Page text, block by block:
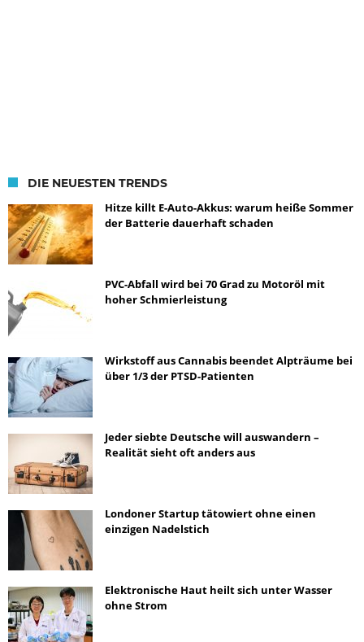
DIE NEUESTEN TRENDS
Hitze killt E-Auto-Akkus: warum heiße Sommer
der Batterie dauerhaft schaden
PVC-Abfall wird bei 70 Grad zu Motoröl mit
hoher Schmierleistung
Wirkstoff aus Cannabis beendet Alpträume bei
über 1/3 der PTSD-Patienten
Jeder siebte Deutsche will auswandern –
Realität sieht oft anders aus
Londoner Startup tätowiert ohne einen
einzigen Nadelstich
Elektronische Haut heilt sich unter Wasser
ohne Strom